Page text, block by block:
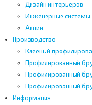
Дизайн интерьеров
Инженерные системы
Акции
Производство
Клеёный
Профилированный
Профилированный
Профилированный
Информация